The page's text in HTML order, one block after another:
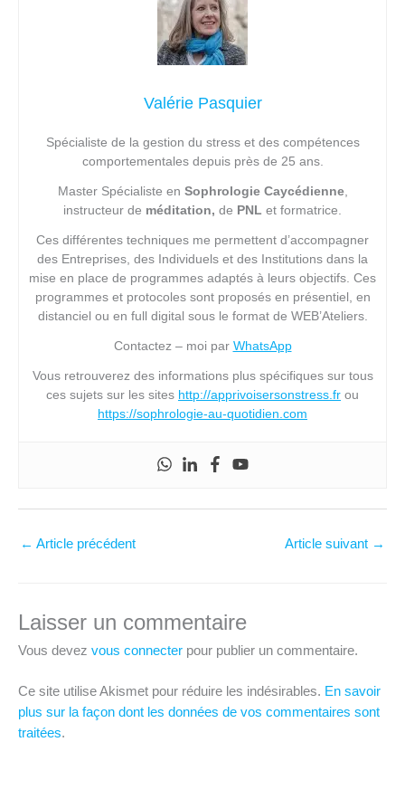
Valérie Pasquier
Spécialiste de la gestion du stress et des compétences
comportementales depuis près de 25 ans.
Master Spécialiste en Sophrologie Caycédienne,
instructeur de méditation, de PNL et formatrice.
Ces différentes techniques me permettent d’accompagner
des Entreprises, des Individuels et des Institutions dans la
mise en place de programmes adaptés à leurs objectifs. Ces
programmes et protocoles sont proposés en présentiel, en
distanciel ou en full digital sous le format de WEB’Ateliers.
Contactez – moi par WhatsApp
Vous retrouverez des informations plus spécifiques sur tous
ces sujets sur les sites http://apprivoisersonstress.fr ou
https://sophrologie-au-quotidien.com
← Article précédent Article suivant →
Laisser un commentaire
Vous devez vous connecter pour publier un commentaire.
Ce site utilise Akismet pour réduire les indésirables. En savoir
plus sur la façon dont les données de vos commentaires sont
traitées.